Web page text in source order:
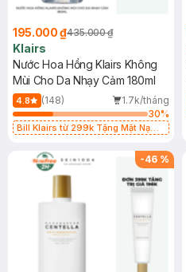
195.000 ₫435.000 ₫
Klairs
Nước Hoa Hồng Klairs Không
Mùi Cho Da Nhạy Cảm 180ml
4.8 (148)
1.7k/tháng
30%
Bill Klairs từ 299k Tặng Mặt Nạ
25ml (SL Có Hạn)
-46 %